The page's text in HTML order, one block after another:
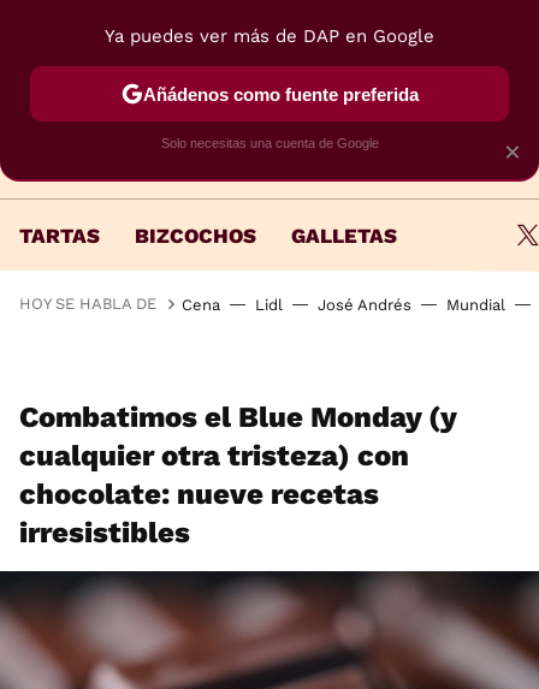
TARTAS BIZCOCHOS GALLETAS
HOY SE HABLA DE Cena Lidl José Andrés Mundial
Combatimos el Blue Monday (y
cualquier otra tristeza) con
chocolate: nueve recetas
irresistibles
×
Ya puedes ver más de DAP en Google
Añádenos como fuente preferida
Solo necesitas una cuenta de Google